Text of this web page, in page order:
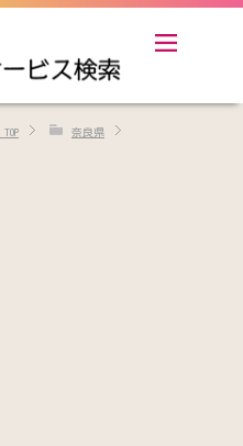
TOP
奈良県